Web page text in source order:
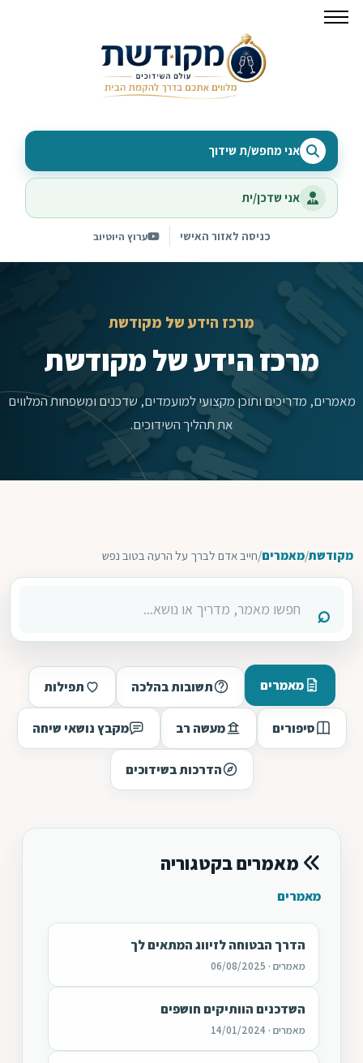
אני מחפש/ת שידוך
אני שדכן/ית
כניסה לאזור האישי ערוץ היוטיוב
מרכז הידע של מקודשת
מרכז הידע של מקודשת
מאמרים, מדריכים ותוכן מקצועי למועמדים, שדכנים ומשפחות המלווים
את תהליך השידוכים.
מקודשת/מאמרים/חייב אדם לברך על הרעה בטוב נפש
מאמרים תשובות בהלכה תפילות
סיפורים מעשה רב מקבץ נושאי שיחה
הדרכות בשידוכים
מאמרים בקטגוריה
מאמרים
הדרך הבטוחה לזיווג המתאים לך
מאמרים · 06/08/2025
השדכנים הוותיקים חושפים
מאמרים · 14/01/2024